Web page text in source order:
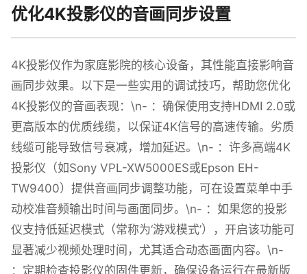
优化4K投影仪的音画同步设置
4K投影仪作为家庭影院的核心设备，其性能直接影响音
画同步效果。以下是一些实用的调试技巧，帮助您优化
4K投影仪的音画表现：\n- ：确保使用支持HDMI 2.0或
更高版本的优质线缆，以保证4K信号的高速传输。劣质
线缆可能导致信号衰减，增加延迟。\n- ：许多高端4K
投影仪（如Sony VPL-XW5000ES或Epson EH-
TW9400）提供音画同步调整功能，可在设置菜单中手
动校准音频输出时间与画面同步。\n- ：如果您的投影
仪支持低延迟模式（常称为‘游戏模式’），开启该功能可
显著减少视频处理时间，尤其适合动态画面内容。\n-
：定期检查投影仪的固件更新，确保设备运行在最新版